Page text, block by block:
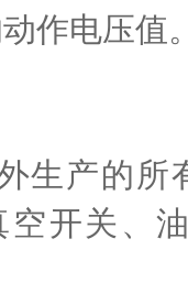
作电压值
生产的所
空开关、